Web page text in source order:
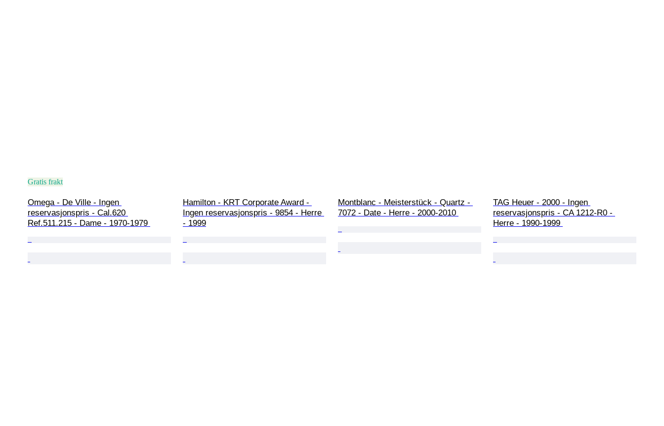
Gratis frakt
Omega - De Ville - Ingen
reservasjonspris - Cal.620
Ref.511.215 - Dame - 1970-1979
Hamilton - KRT Corporate Award -
Ingen reservasjonspris - 9854 - Herre
- 1999
Montblanc - Meisterstück - Quartz -
7072 - Date - Herre - 2000-2010
TAG Heuer - 2000 - Ingen
reservasjonspris - CA 1212-R0 -
Herre - 1990-1999